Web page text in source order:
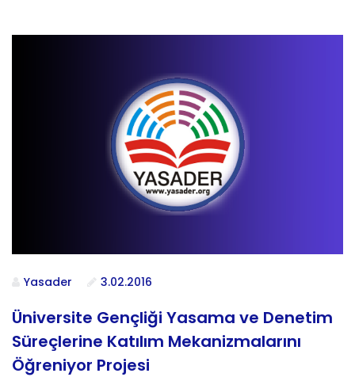
Yasader 3.02.2016
Üniversite Gençliği Yasama ve Denetim
Süreçlerine Katılım Mekanizmalarını
Öğreniyor Projesi